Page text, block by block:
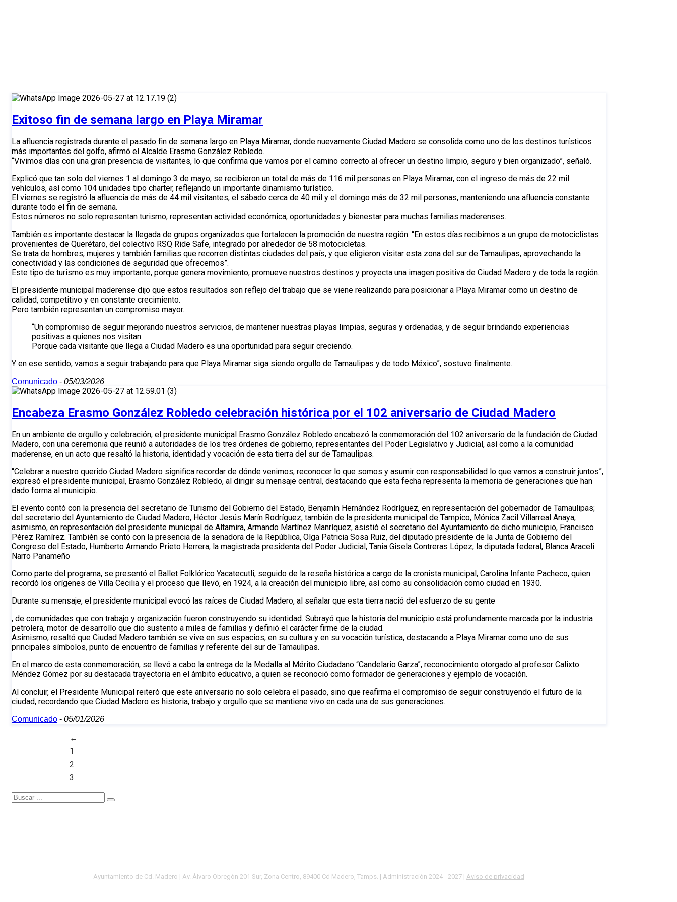
Exitoso fin de semana largo en Playa Miramar
La afluencia registrada durante el pasado fin de semana largo en Playa Miramar, donde nuevamente Ciudad Madero se consolida como uno de los destinos turísticos
más importantes del golfo, afirmó el Alcalde Erasmo González Robledo.
“Vivimos días con una gran presencia de visitantes, lo que confirma que vamos por el camino correcto al ofrecer un destino limpio, seguro y bien organizado”, señaló.
Explicó que tan solo del viernes 1 al domingo 3 de mayo, se recibieron un total de más de 116 mil personas en Playa Miramar, con el ingreso de más de 22 mil
vehículos, así como 104 unidades tipo charter, reflejando un importante dinamismo turístico.
El viernes se registró la afluencia de más de 44 mil visitantes, el sábado cerca de 40 mil y el domingo más de 32 mil personas, manteniendo una afluencia constante
durante todo el fin de semana.
Estos números no solo representan turismo, representan actividad económica, oportunidades y bienestar para muchas familias maderenses.
También es importante destacar la llegada de grupos organizados que fortalecen la promoción de nuestra región. “En estos días recibimos a un grupo de motociclistas
provenientes de Querétaro, del colectivo RSQ Ride Safe, integrado por alrededor de 58 motocicletas.
Se trata de hombres, mujeres y también familias que recorren distintas ciudades del país, y que eligieron visitar esta zona del sur de Tamaulipas, aprovechando la
conectividad y las condiciones de seguridad que ofrecemos”.
Este tipo de turismo es muy importante, porque genera movimiento, promueve nuestros destinos y proyecta una imagen positiva de Ciudad Madero y de toda la región.
El presidente municipal maderense dijo que estos resultados son reflejo del trabajo que se viene realizando para posicionar a Playa Miramar como un destino de
calidad, competitivo y en constante crecimiento.
Pero también representan un compromiso mayor.
“Un compromiso de seguir mejorando nuestros servicios, de mantener nuestras playas limpias, seguras y ordenadas, y de seguir brindando experiencias
positivas a quienes nos visitan.
Porque cada visitante que llega a Ciudad Madero es una oportunidad para seguir creciendo.
Y en ese sentido, vamos a seguir trabajando para que Playa Miramar siga siendo orgullo de Tamaulipas y de todo México”, sostuvo finalmente.
Comunicado - 05/03/2026
Encabeza Erasmo González Robledo celebración histórica por el 102 aniversario de Ciudad Madero
En un ambiente de orgullo y celebración, el presidente municipal Erasmo González Robledo encabezó la conmemoración del 102 aniversario de la fundación de Ciudad
Madero, con una ceremonia que reunió a autoridades de los tres órdenes de gobierno, representantes del Poder Legislativo y Judicial, así como a la comunidad
maderense, en un acto que resaltó la historia, identidad y vocación de esta tierra del sur de Tamaulipas.
“Celebrar a nuestro querido Ciudad Madero significa recordar de dónde venimos, reconocer lo que somos y asumir con responsabilidad lo que vamos a construir juntos”,
expresó el presidente municipal, Erasmo González Robledo, al dirigir su mensaje central, destacando que esta fecha representa la memoria de generaciones que han
dado forma al municipio.
El evento contó con la presencia del secretario de Turismo del Gobierno del Estado, Benjamín Hernández Rodríguez, en representación del gobernador de Tamaulipas;
del secretario del Ayuntamiento de Ciudad Madero, Héctor Jesús Marín Rodríguez, también de la presidenta municipal de Tampico, Mónica Zacil Villarreal Anaya;
asimismo, en representación del presidente municipal de Altamira, Armando Martínez Manríquez, asistió el secretario del Ayuntamiento de dicho municipio, Francisco
Pérez Ramírez. También se contó con la presencia de la senadora de la República, Olga Patricia Sosa Ruiz, del diputado presidente de la Junta de Gobierno del
Congreso del Estado, Humberto Armando Prieto Herrera; la magistrada presidenta del Poder Judicial, Tania Gisela Contreras López; la diputada federal, Blanca Araceli
Narro Panameño
Como parte del programa, se presentó el Ballet Folklórico Yacatecutli, seguido de la reseña histórica a cargo de la cronista municipal, Carolina Infante Pacheco, quien
recordó los orígenes de Villa Cecilia y el proceso que llevó, en 1924, a la creación del municipio libre, así como su consolidación como ciudad en 1930.
Durante su mensaje, el presidente municipal evocó las raíces de Ciudad Madero, al señalar que esta tierra nació del esfuerzo de su gente
, de comunidades que con trabajo y organización fueron construyendo su identidad. Subrayó que la historia del municipio está profundamente marcada por la industria
petrolera, motor de desarrollo que dio sustento a miles de familias y definió el carácter firme de la ciudad.
Asimismo, resaltó que Ciudad Madero también se vive en sus espacios, en su cultura y en su vocación turística, destacando a Playa Miramar como uno de sus
principales símbolos, punto de encuentro de familias y referente del sur de Tamaulipas.
En el marco de esta conmemoración, se llevó a cabo la entrega de la Medalla al Mérito Ciudadano “Candelario Garza”, reconocimiento otorgado al profesor Calixto
Méndez Gómez por su destacada trayectoria en el ámbito educativo, a quien se reconoció como formador de generaciones y ejemplo de vocación.
Al concluir, el Presidente Municipal reiteró que este aniversario no solo celebra el pasado, sino que reafirma el compromiso de seguir construyendo el futuro de la
ciudad, recordando que Ciudad Madero es historia, trabajo y orgullo que se mantiene vivo en cada una de sus generaciones.
Comunicado - 05/01/2026
←
1
2
3
Ayuntamiento de Cd. Madero | Av. Álvaro Obregón 201 Sur, Zona Centro, 89400 Cd Madero, Tamps. | Administración 2024 - 2027 | Aviso de privacidad